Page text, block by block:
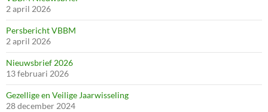
2 april 2026
Persbericht VBBM
2 april 2026
Nieuwsbrief 2026
13 februari 2026
Gezellige en Veilige Jaarwisseling
28 december 2024